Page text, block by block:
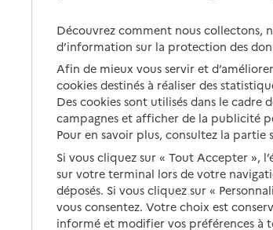
Découvrez comment nous collectons,
d’information sur la protection des
Afin de mieux vous servir et
cookies destinés à réaliser des
Des cookies sont utilisés dans le
campagnes et afficher de la publicité
Pour en savoir plus, consultez la
Si vous cliquez sur « Tout Accepter »,
sur votre terminal lors de votre
déposés. Si vous cliquez sur «
vous consentez. Votre choix est
informé et modifier vos préférences à